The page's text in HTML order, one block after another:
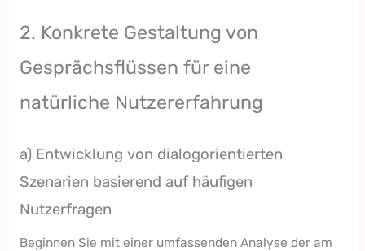
2. Konkrete Gestaltung von
Gesprächsflüssen für eine
natürliche Nutzererfahrung
a) Entwicklung von dialogorientierten
Szenarien basierend auf häufigen
Nutzerfragen
Beginnen Sie mit einer umfassenden Analyse der am